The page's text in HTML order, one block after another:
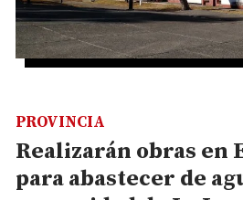
Realizarán obras en
para abastecer de
PROVINCIA